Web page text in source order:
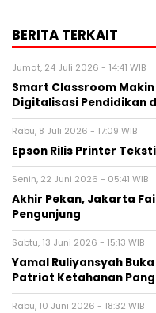
BERITA TERKAIT
Jumat, 24 Juli 2026 - 14:41 WIB
Smart Classroom
Digitalisasi Pendidikan
Rabu, 8 Juli 2026 - 17:09 WIB
Epson Rilis Printer
Senin, 22 Juni 2026 - 05:41 WIB
Akhir Pekan, Jakarta
Pengunjung
Sabtu, 13 Juni 2026 - 15:13 WIB
Yamal Ruliyansyah Buka
Patriot Ketahanan
Rabu, 10 Juni 2026 - 18:32 WIB